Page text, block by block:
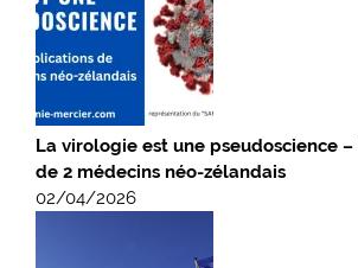
La virologie est une pseudoscience
de 2 médecins néo-zélandais
02/04/2026